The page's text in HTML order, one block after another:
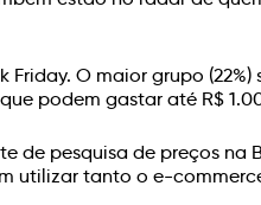
O maior grupo
podem gastar até R$
pesquisa de preços na
utilizar tanto o e-